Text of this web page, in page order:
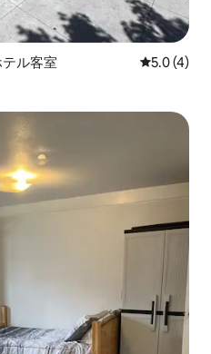
ル客室 レビュー4
5.0 (4)